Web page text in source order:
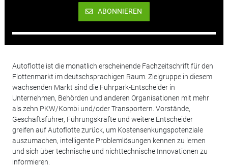
ABONNIEREN
Autoflotte ist die monatlich erscheinende Fachzeitschrift für den
Flottenmarkt im deutschsprachigen Raum. Zielgruppe in diesem
wachsenden Markt sind die Fuhrpark-Entscheider in
Unternehmen, Behörden und anderen Organisationen mit mehr
als zehn PKW/Kombi und/oder Transportern. Vorstände,
Geschäftsführer, Führungskräfte und weitere Entscheider
greifen auf Autoflotte zurück, um Kostensenkungspotenziale
auszumachen, intelligente Problemlösungen kennen zu lernen
und sich über technische und nichttechnische Innovationen zu
informieren.